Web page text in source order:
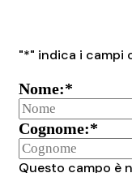
"*" indica i campi
Nome:*
Cognome:*
Questo campo è